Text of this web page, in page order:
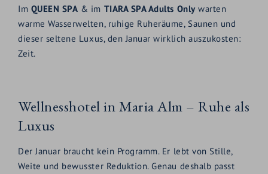
Im QUEEN SPA & im TIARA SPA Adults Only warten
warme Wasserwelten, ruhige Ruheräume, Saunen und
dieser seltene Luxus, den Januar wirklich auszukosten:
Zeit.
Wellnesshotel in Maria Alm – Ruhe als
Luxus
Der Januar braucht kein Programm. Er lebt von Stille,
Weite und bewusster Reduktion. Genau deshalb passt